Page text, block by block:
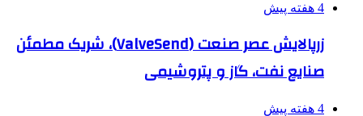
4 هفته پیش
زرپالایش عصر صنعت (ValveSend)، شریک مطمئن
صنایع نفت، گاز و پتروشیمی
4 هفته پیش